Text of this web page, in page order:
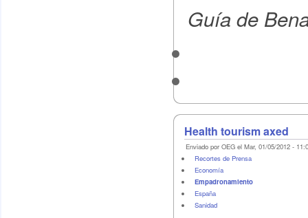
Guía de
Health tourism axed
Enviado por OEG el Mar, 01/05/2012 -
Recortes de Prensa
Economí­a
Empadronamiento
España
Sanidad